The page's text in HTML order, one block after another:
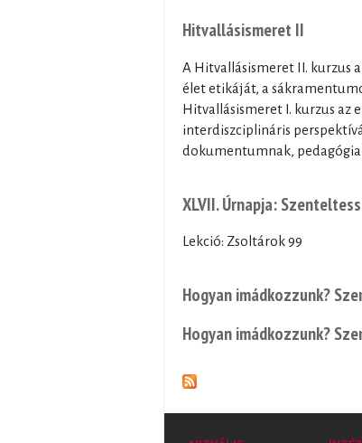
Hitvallásismeret II
A Hitvallásismeret II. kurzus
élet etikáját, a
Hitvallásismeret I. kurzus az
interdiszciplináris
dokumentumnak,
XLVII. Úrnapja:
Lekció: Zsoltárok 99
Hogyan imádkozzunk?
Hogyan imádkozzunk?